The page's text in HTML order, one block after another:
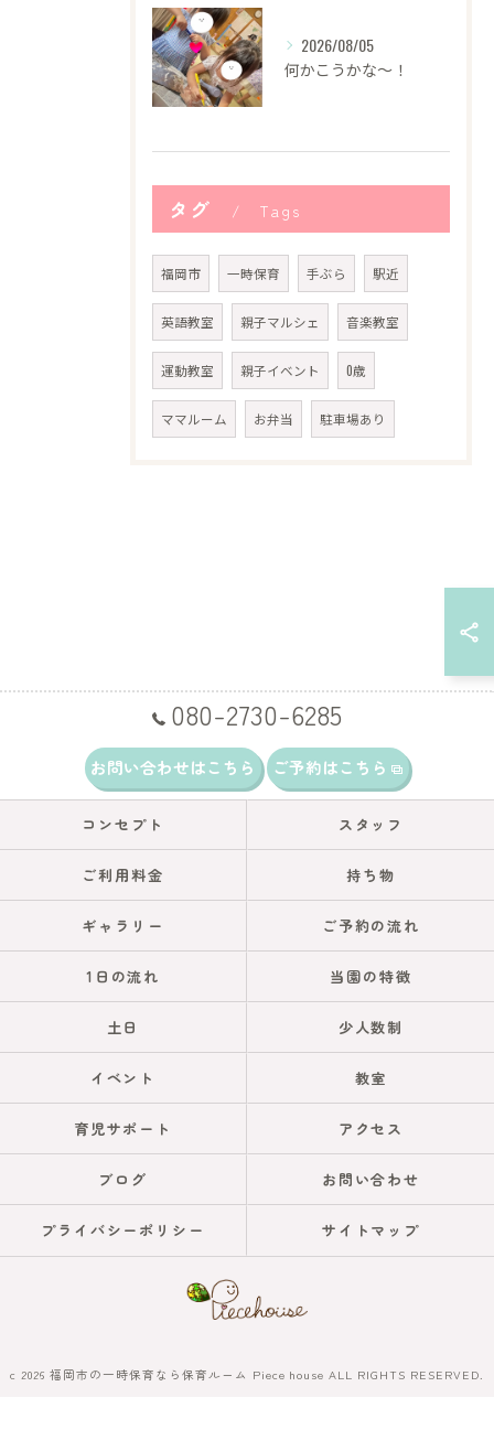
2026/08/05
何かこうかな〜！
タグ Tags
福岡市 一時保育 手ぶら 駅近
英語教室 親子マルシェ 音楽教室
運動教室 親子イベント 0歳
ママルーム お弁当 駐車場あり
080-2730-6285
お問い合わせはこちら ご予約はこちら
コンセプト スタッフ
ご利用料金 持ち物
ギャラリー ご予約の流れ
1日の流れ 当園の特徴
土日 少人数制
イベント 教室
育児サポート アクセス
ブログ お問い合わせ
プライバシーポリシー サイトマップ
c 2026 福岡市の一時保育なら保育ルーム Piece house ALL RIGHTS RESERVED.